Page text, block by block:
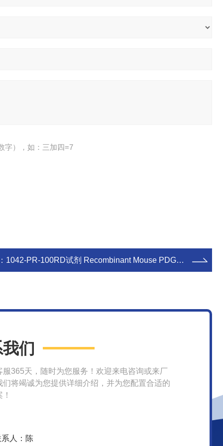
字），如：三加四=7
1042-PR-100RD试剂 Recombinant Mouse PDGF R beta/Fc Chimera, CF
们
服365天，随时为您服务！欢迎来电咨询或来厂
们将竭诚为您提供详细介绍，并为您配置合适的
人：陈